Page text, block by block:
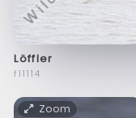
Löffler
f11114
Zoom